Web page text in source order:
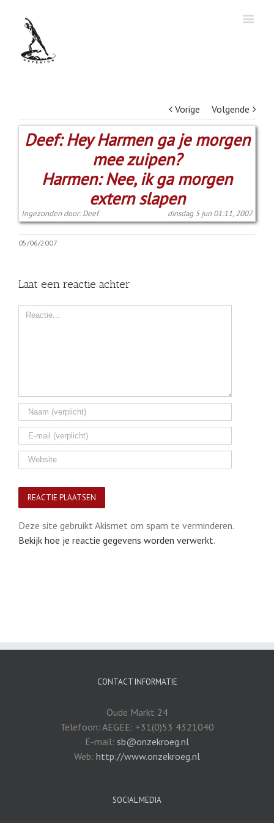
Vorige Volgende
Deef: Hey Harmen ga je morgen
mee zuipen?
Harmen: Nee, ik ga morgen
extern slapen
Ingezonden door: Deef dinsdag 5 jun 01:11, 2007
05/06/2007
Laat een reactie achter
Comment
Deze site gebruikt Akismet om spam te verminderen.
Bekijk hoe je reactie gegevens worden verwerkt.
CONTACT INFORMATIE
Oude Markt 24
Telefoon: AEGEE: +31(0)53 4321040
E-mail: sb@onzekroeg.nl
Web: http://www.onzekroeg.nl
SOCIAL MEDIA